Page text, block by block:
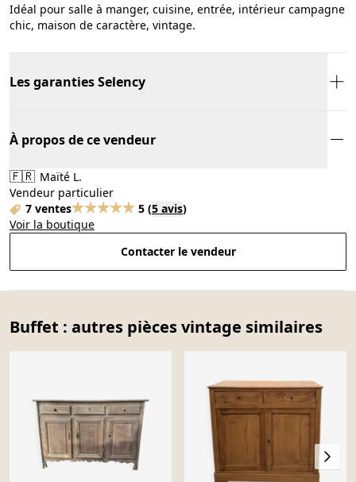
Idéal pour salle à manger, cuisine, entrée, intérieur campagne
chic, maison de caractère, vintage.
Les garanties Selency
À propos de ce vendeur
🇫🇷 Maïté L.
Vendeur particulier
7 ventes
5 (5 avis)
Voir la boutique
Contacter le vendeur
Buffet : autres pièces vintage similaires